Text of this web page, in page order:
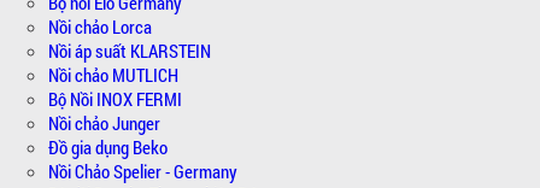
Nồi chảo Lorca
Nồi áp suất KLARSTEIN
Nồi chảo MUTLICH
Bộ Nồi INOX FERMI
Nồi chảo Junger
Đồ gia dụng Beko
Nồi Chảo Spelier - Germany